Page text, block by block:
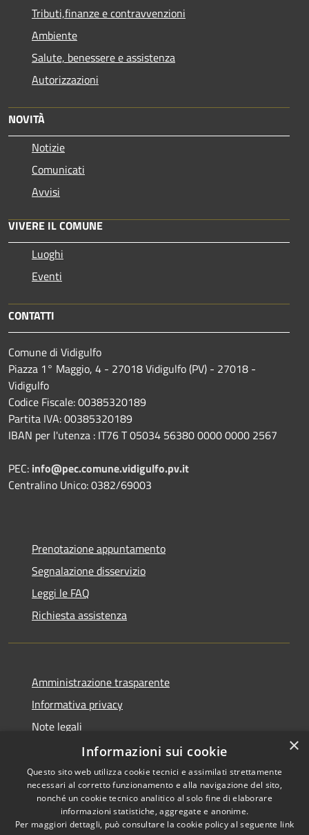
Tributi,finanze e contravvenzioni
Ambiente
Salute, benessere e assistenza
Autorizzazioni
NOVITÀ
Notizie
Comunicati
Avvisi
VIVERE IL COMUNE
Luoghi
Eventi
CONTATTI
Comune di Vidigulfo
Piazza 1° Maggio, 4 - 27018 Vidigulfo (PV) - 27018 -
Vidigulfo
Codice Fiscale: 00385320189
Partita IVA: 00385320189
IBAN per l'utenza : IT76 T 05034 56380 0000 0000 2567
PEC: info@pec.comune.vidigulfo.pv.it
Centralino Unico: 0382/69003
Prenotazione appuntamento
Segnalazione disservizio
Leggi le FAQ
Richiesta assistenza
Amministrazione trasparente
Informativa privacy
Note legali
Dichiarazione di accessibilità
RSS
Copyright © 2026 • Comune di
×
Informazioni sui cookie
Questo sito web utilizza cookie tecnici e assimilati strettamente
necessari al corretto funzionamento e alla navigazione del sito,
nonché un cookie tecnico analitico al solo fine di elaborare
informazioni statistiche, aggregate e anonime.
Per maggiori dettagli, può consultare la cookie policy al seguente link